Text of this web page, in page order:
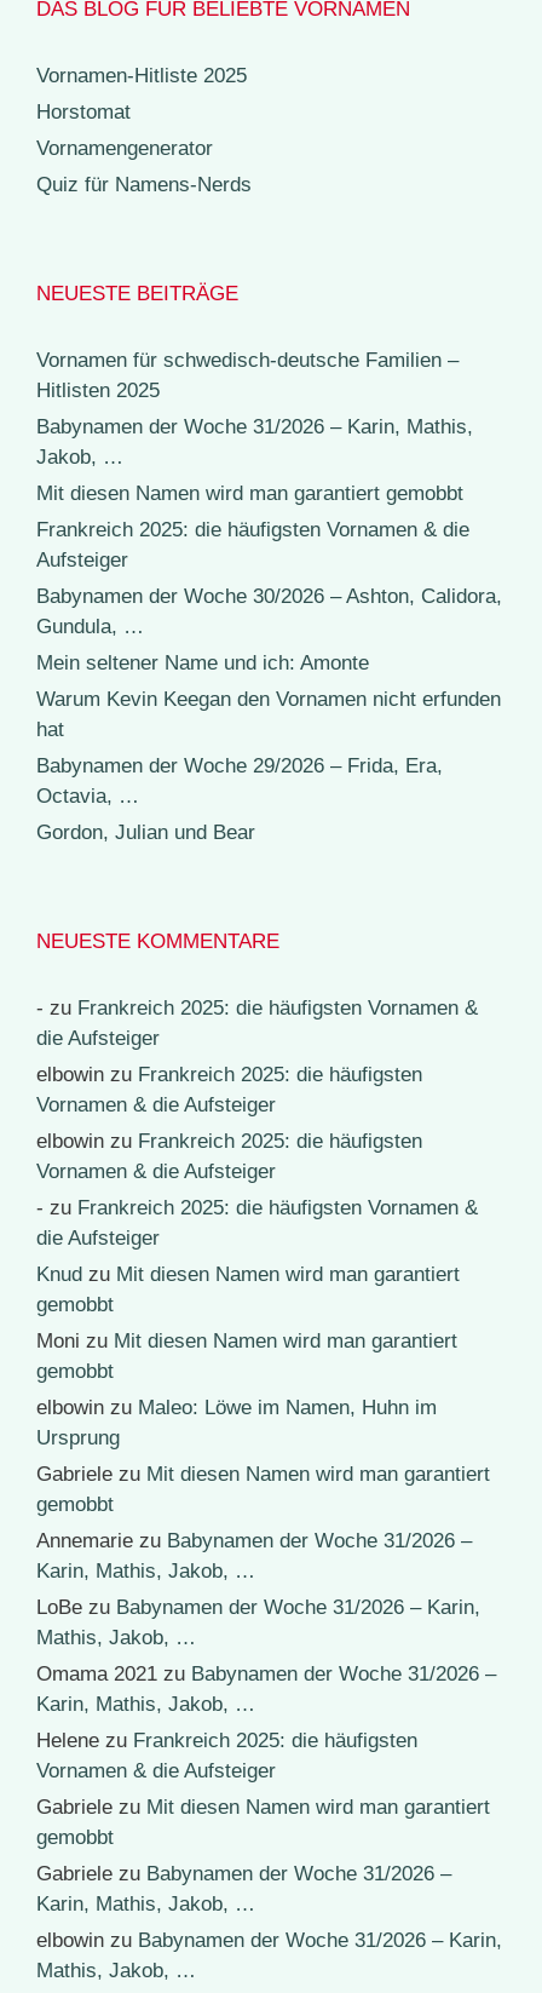
DAS BLOG FÜR BELIEBTE VORNAMEN
Vornamen-Hitliste 2025
Horstomat
Vornamengenerator
Quiz für Namens-Nerds
NEUESTE BEITRÄGE
Vornamen für schwedisch-deutsche Familien –
Hitlisten 2025
Babynamen der Woche 31/2026 – Karin, Mathis,
Jakob, …
Mit diesen Namen wird man garantiert gemobbt
Frankreich 2025: die häufigsten Vornamen & die
Aufsteiger
Babynamen der Woche 30/2026 – Ashton, Calidora,
Gundula, …
Mein seltener Name und ich: Amonte
Warum Kevin Keegan den Vornamen nicht erfunden
hat
Babynamen der Woche 29/2026 – Frida, Era,
Octavia, …
Gordon, Julian und Bear
NEUESTE KOMMENTARE
- zu Frankreich 2025: die häufigsten Vornamen &
die Aufsteiger
elbowin zu Frankreich 2025: die häufigsten
Vornamen & die Aufsteiger
elbowin zu Frankreich 2025: die häufigsten
Vornamen & die Aufsteiger
- zu Frankreich 2025: die häufigsten Vornamen &
die Aufsteiger
Knud zu Mit diesen Namen wird man garantiert
gemobbt
Moni zu Mit diesen Namen wird man garantiert
gemobbt
elbowin zu Maleo: Löwe im Namen, Huhn im
Ursprung
Gabriele zu Mit diesen Namen wird man garantiert
gemobbt
Annemarie zu Babynamen der Woche 31/2026 –
Karin, Mathis, Jakob, …
LoBe zu Babynamen der Woche 31/2026 – Karin,
Mathis, Jakob, …
Omama 2021 zu Babynamen der Woche 31/2026 –
Karin, Mathis, Jakob, …
Helene zu Frankreich 2025: die häufigsten
Vornamen & die Aufsteiger
Gabriele zu Mit diesen Namen wird man garantiert
gemobbt
Gabriele zu Babynamen der Woche 31/2026 –
Karin, Mathis, Jakob, …
elbowin zu Babynamen der Woche 31/2026 – Karin,
Mathis, Jakob, …